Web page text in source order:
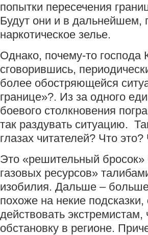
попытки пересечения
Будут они и в дальнейшем,
наркотическое зелье.
Однако, почему-то господа
сговорившись,
более обостряющейся
границе»?. Из за одного
боевого столкновения
так раздувать ситуацию.
глазах читателей? Что
Это «решительный
газовых ресурсов»
изобилия. Дальше –
похоже на некие
действовать
обстановку в регионе.